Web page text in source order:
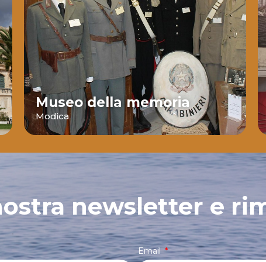
Museo della memoria
Modica
newsletter e
Email